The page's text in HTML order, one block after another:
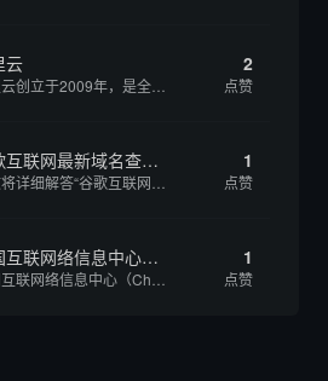
云 2
点赞
谷歌互联网最新域名查询网址是什么 1
点赞
中国互联网络信息中心（CNNIC） 1
点赞